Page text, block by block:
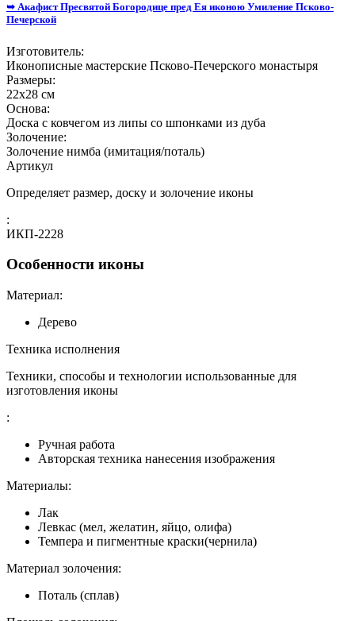
➥ Акафист Пресвятой Богородице пред Ея иконою Умиление Псково-
Печерской
Изготовитель:
Иконописные мастерские Псково-Печерского монастыря
Размеры:
22х28 см
Основа:
Доска с ковчегом из липы со шпонками из дуба
Золочение:
Золочение нимба (имитация/поталь)
Артикул
Определяет размер, доску и золочение иконы
:
ИКП-2228
Особенности иконы
Материал:
Дерево
Техника исполнения
Техники, способы и технологии использованные для
изготовления иконы
:
Ручная работа
Авторская техника нанесения изображения
Материалы:
Лак
Левкас (мел, желатин, яйцо, олифа)
Темпера и пигментные краски(чернила)
Материал золочения:
Поталь (сплав)